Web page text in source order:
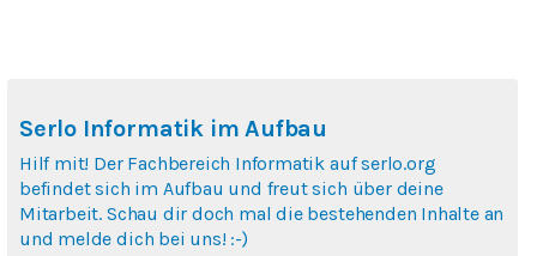
Serlo Informatik im Aufbau
Hilf mit! Der Fachbereich Informatik auf serlo.org
befindet sich im Aufbau und freut sich über deine
Mitarbeit. Schau dir doch mal die bestehenden Inhalte an
und melde dich bei uns! :-)